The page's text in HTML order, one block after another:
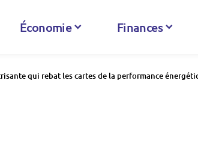
Économie Finances
qui rebat les cartes de la performance